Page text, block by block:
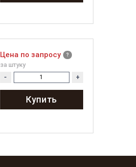
Цена по запросу
за штуку
- +
Купить